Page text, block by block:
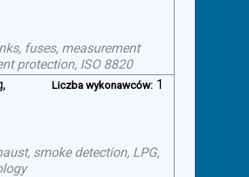
fuses, measurement
protection, ISO 8820
Liczba wykonawców: 1
smoke detection, LPG,